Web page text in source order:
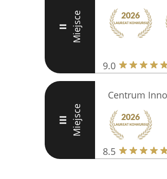
II Miejsce
9.0
III Miejsce
Centrum
8.5